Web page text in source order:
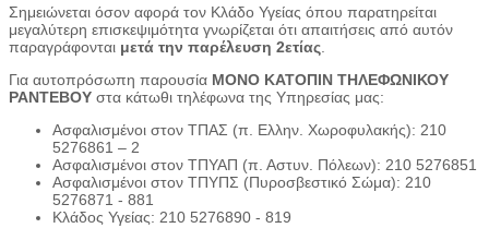
Σημειώνεται όσον αφορά τον Κλάδο Υγείας όπου παρατηρείται
μεγαλύτερη επισκεψιμότητα γνωρίζεται ότι απαιτήσεις από αυτόν
παραγράφονται μετά την παρέλευση 2ετίας.
Για αυτοπρόσωπη παρουσία ΜΟΝΟ ΚΑΤΟΠΙΝ ΤΗΛΕΦΩΝΙΚΟΥ
ΡΑΝΤΕΒΟΥ στα κάτωθι τηλέφωνα της Υπηρεσίας μας:
Ασφαλισμένοι στον ΤΠΑΣ (π. Ελλην. Χωροφυλακής): 210
5276861 – 2
Ασφαλισμένοι στον ΤΠΥΑΠ (π. Αστυν. Πόλεων): 210 5276851
Ασφαλισμένοι στον ΤΠΥΠΣ (Πυροσβεστικό Σώμα): 210
5276871 - 881
Κλάδος Υγείας: 210 5276890 - 819